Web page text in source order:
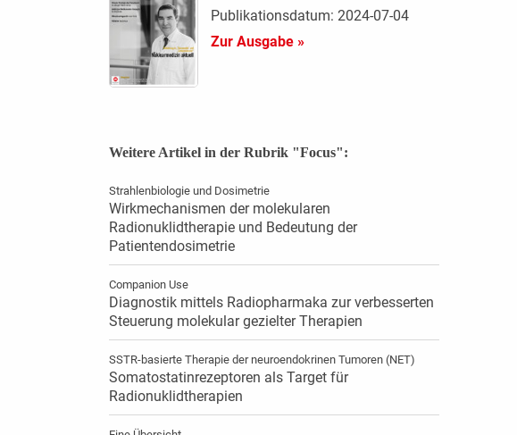
Publikationsdatum: 2024-07-04
Zur Ausgabe »
Weitere Artikel in der Rubrik "Focus":
Strahlenbiologie und Dosimetrie
Wirkmechanismen der molekularen
Radionuklidtherapie und Bedeutung der
Patientendosimetrie
Companion Use
Diagnostik mittels Radiopharmaka zur verbesserten
Steuerung molekular gezielter Therapien
SSTR-basierte Therapie der neuroendokrinen Tumoren (NET)
Somatostatinrezeptoren als Target für
Radionuklidtherapien